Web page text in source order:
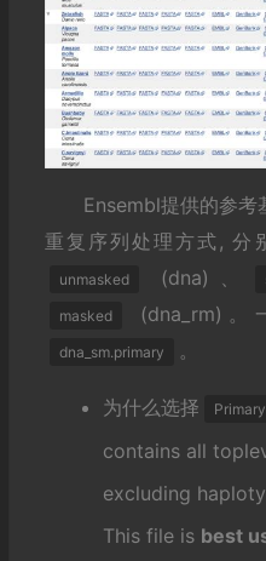
Ensembl提供的参
重复序列处理方式, 分
unmasked (dna)、
masked (dna_rm)。
dna_sm.primary 。
为什么选择 Primary
contains all
excluding
This file is best